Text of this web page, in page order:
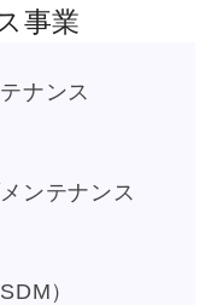
事業
ナンス
ンテナンス
）